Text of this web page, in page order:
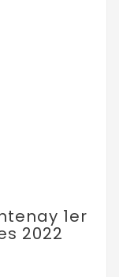
1er
2022